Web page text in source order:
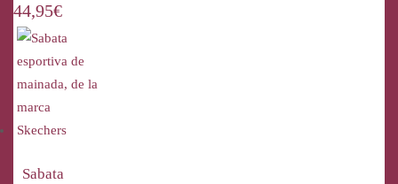
44,95€
Sabata